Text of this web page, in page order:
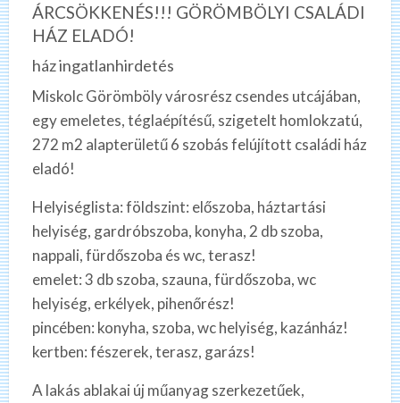
ÁRCSÖKKENÉS!!! GÖRÖMBÖLYI CSALÁDI
HÁZ ELADÓ!
ház ingatlanhirdetés
Miskolc Görömböly városrész csendes utcájában,
egy emeletes, téglaépítésű, szigetelt homlokzatú,
272 m2 alapterületű 6 szobás felújított családi ház
eladó!
Helyiséglista: földszint: előszoba, háztartási
helyiség, gardróbszoba, konyha, 2 db szoba,
nappali, fürdőszoba és wc, terasz!
emelet: 3 db szoba, szauna, fürdőszoba, wc
helyiség, erkélyek, pihenőrész!
pincében: konyha, szoba, wc helyiség, kazánház!
kertben: fészerek, terasz, garázs!
A lakás ablakai új műanyag szerkezetűek,